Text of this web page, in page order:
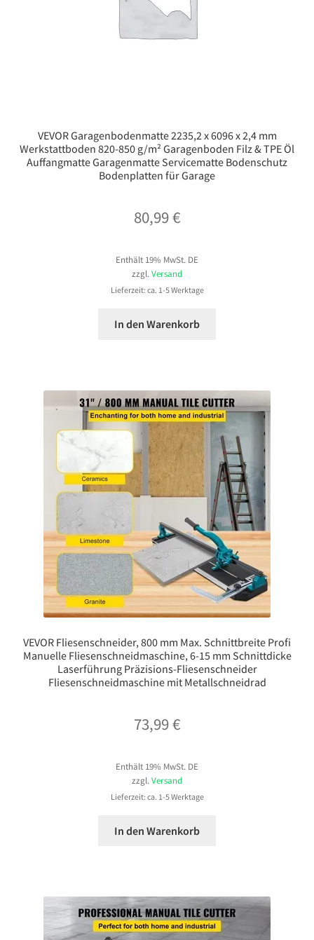
VEVOR Garagenbodenmatte 2235,2 x 6096 x 2,4 mm
Werkstattboden 820-850 g/m² Garagenboden Filz & TPE Öl
Auffangmatte Garagenmatte Servicematte Bodenschutz
Bodenplatten für Garage
80,99€
Enthält 19% MwSt. DE
zzgl.Versand
Lieferzeit: ca. 1-5 Werktage
In den Warenkorb
VEVOR Fliesenschneider, 800 mm Max. Schnittbreite Profi
Manuelle Fliesenschneidmaschine, 6-15 mm Schnittdicke
Laserführung Präzisions-Fliesenschneider
Fliesenschneidmaschine mit Metallschneidrad
73,99€
Enthält 19% MwSt. DE
zzgl. Versand
Lieferzeit: ca. 1-5 Werktage
In den Warenkorb